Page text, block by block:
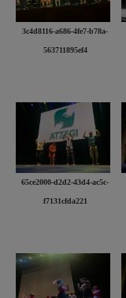
3c4d8116-a686-4fe7-b78a-
563711895ef4
65ce2000-d2d2-43d4-ac5c-
f7131cfda221